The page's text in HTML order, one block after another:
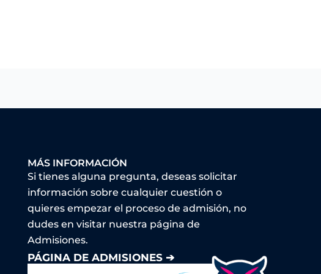
MÁS INFORMACIÓN
Si tienes alguna pregunta, deseas solicitar
información sobre cualquier cuestión o
quieres empezar el proceso de admisión, no
dudes en visitar nuestra página de
Admisiones.
PÁGINA DE ADMISIONES ➔